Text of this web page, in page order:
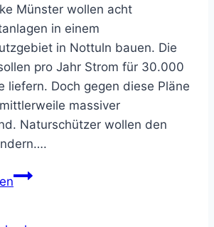
Münster wollen acht
in einem
in Nottuln bauen. Die
pro Jahr Strom für 30.000
liefern. Doch gegen diese Pläne
massiver
Naturschützer wollen den
Protest